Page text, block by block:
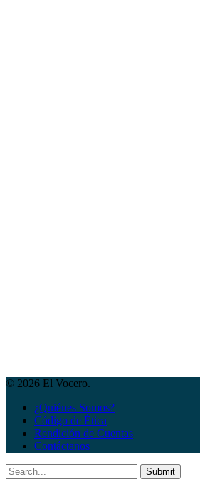
© 2026 El Vocero.
¿Quiénes Somos?
Código de Ética
Rendición de Cuentas
Contáctanos
Submit